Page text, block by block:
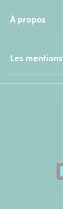
À propos
Les